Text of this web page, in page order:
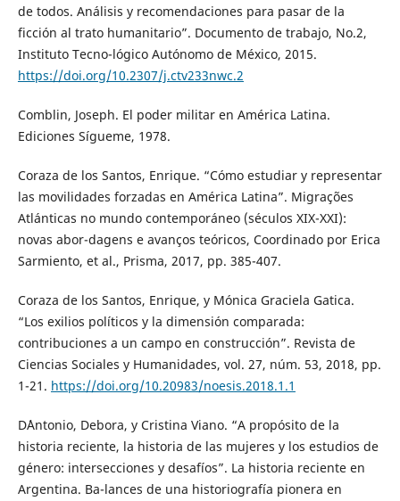
de todos. Análisis y recomendaciones para pasar de la
ficción al trato humanitario”. Documento de trabajo, No.2,
Instituto Tecno-lógico Autónomo de México, 2015.
https://doi.org/10.2307/j.ctv233nwc.2
Comblin, Joseph. El poder militar en América Latina.
Ediciones Sígueme, 1978.
Coraza de los Santos, Enrique. “Cómo estudiar y representar
las movilidades forzadas en América Latina”. Migrações
Atlánticas no mundo contemporáneo (séculos XIX-XXI):
novas abor-dagens e avanços teóricos, Coordinado por Erica
Sarmiento, et al., Prisma, 2017, pp. 385-407.
Coraza de los Santos, Enrique, y Mónica Graciela Gatica.
“Los exilios políticos y la dimensión comparada:
contribuciones a un campo en construcción”. Revista de
Ciencias Sociales y Humanidades, vol. 27, núm. 53, 2018, pp.
1-21. https://doi.org/10.20983/noesis.2018.1.1
D´Antonio, Debora, y Cristina Viano. “A propósito de la
historia reciente, la historia de las mujeres y los estudios de
género: intersecciones y desafíos”. La historia reciente en
Argentina. Ba-lances de una historiografía pionera en